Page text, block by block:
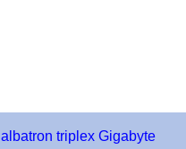
albatron triplex Gigabyte